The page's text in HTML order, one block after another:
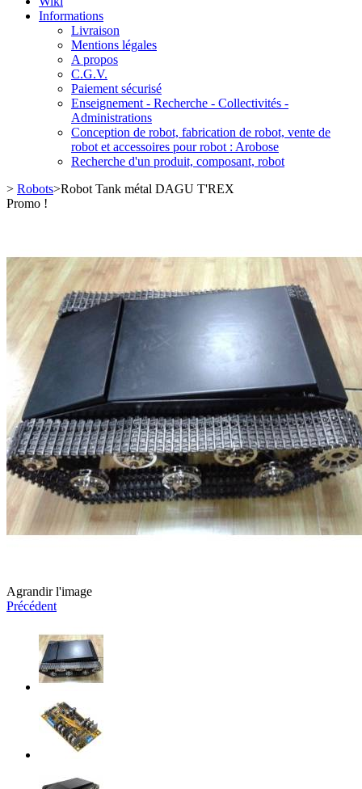
Informations
Livraison
Mentions légales
A propos
C.G.V.
Paiement sécurisé
Enseignement - Recherche - Collectivités -
Administrations
Conception de robot, fabrication de robot, vente de
robot et accessoires pour robot : Arobose
Recherche d'un produit, composant, robot
> Robots>Robot Tank métal DAGU T'REX
Promo !
Agrandir l'image
Précédent